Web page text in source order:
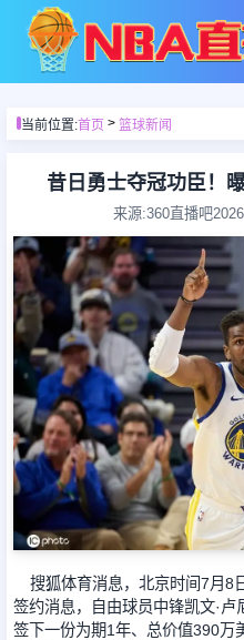
首页
足球直播
篮球直播
足球录像
篮球录像
足球集锦
篮球集锦
足球新闻
篮球新闻
当前位置:首页> 篮球新闻
昔日勇士夺冠功臣！
来源:360直播吧
搜狐体育消息，北京时间7月8
签约消息，自由球员中锋凯文·
签下一份为期1年、总价值390万